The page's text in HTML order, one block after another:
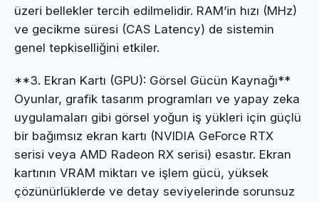
üzeri bellekler tercih edilmelidir. RAM’in hızı (MHz)
ve gecikme süresi (CAS Latency) de sistemin
genel tepkiselliğini etkiler.
**3. Ekran Kartı (GPU): Görsel Gücün Kaynağı**
Oyunlar, grafik tasarım programları ve yapay zeka
uygulamaları gibi görsel yoğun iş yükleri için güçlü
bir bağımsız ekran kartı (NVIDIA GeForce RTX
serisi veya AMD Radeon RX serisi) esastır. Ekran
kartının VRAM miktarı ve işlem gücü, yüksek
çözünürlüklerde ve detay seviyelerinde sorunsuz